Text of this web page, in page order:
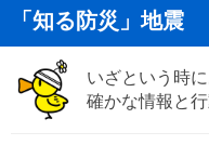
「知る防災」地震
いざという時
確かな情報と